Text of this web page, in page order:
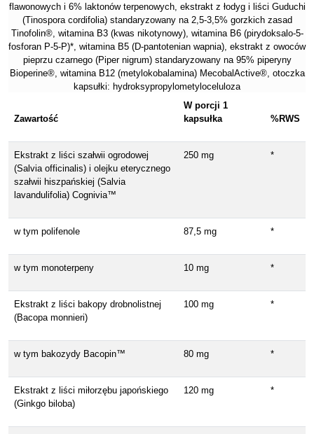
flawonowych i 6% laktonów terpenowych, ekstrakt z łodyg i liści Guduchi
(Tinospora cordifolia) standaryzowany na 2,5-3,5% gorzkich zasad
Tinofolin®️, witamina B3 (kwas nikotynowy), witamina B6 (pirydoksalo-5-
fosforan P-5-P)*, witamina B5 (D-pantotenian wapnia), ekstrakt z owoców
pieprzu czarnego (Piper nigrum) standaryzowany na 95% piperyny
Bioperine®️, witamina B12 (metylokobalamina) MecobalActive®️, otoczka
kapsułki: hydroksypropylometyloceluloza
Zawartość
W porcji 1
kapsułka
%RWS
Ekstrakt z liści szałwii ogrodowej
(Salvia officinalis) i olejku eterycznego
szałwii hiszpańskiej (Salvia
lavandulifolia) Cognivia™
250 mg *
w tym polifenole 87,5 mg *
w tym monoterpeny 10 mg *
Ekstrakt z liści bakopy drobnolistnej
(Bacopa monnieri)
100 mg *
w tym bakozydy Bacopin™ 80 mg *
Ekstrakt z liści miłorzębu japońskiego
(Ginkgo biloba)
120 mg *